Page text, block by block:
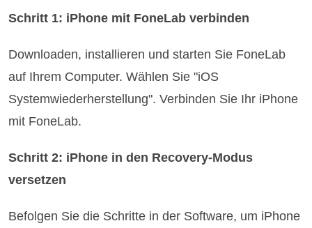
Schritt 1: iPhone mit FoneLab verbinden
Downloaden, installieren und starten Sie FoneLab
auf Ihrem Computer. Wählen Sie "iOS
Systemwiederherstellung". Verbinden Sie Ihr iPhone
mit FoneLab.
Schritt 2: iPhone in den Recovery-Modus
versetzen
Befolgen Sie die Schritte in der Software, um iPhone